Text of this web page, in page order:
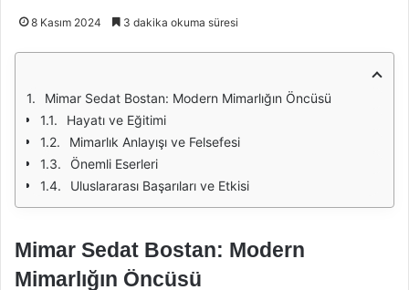
8 Kasım 2024 3 dakika okuma süresi
Mimar Sedat Bostan: Modern Mimarlığın Öncüsü
Hayatı ve Eğitimi
Mimarlık Anlayışı ve Felsefesi
Önemli Eserleri
Uluslararası Başarıları ve Etkisi
Mimar Sedat Bostan: Modern
Mimarlığın Öncüsü